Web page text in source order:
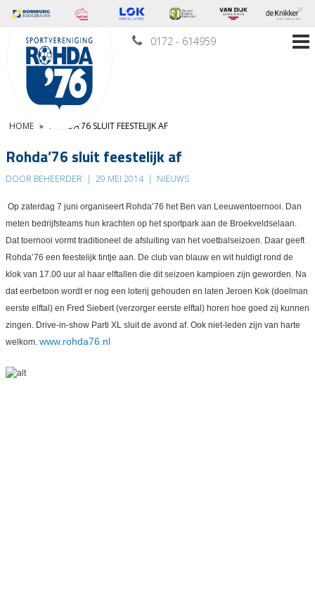
0172 - 614959
HOME » ROHDA’76 SLUIT FEESTELIJK AF
Rohda’76 sluit feestelijk af
DOOR BEHEERDER | 29 MEI 2014 | NIEUWS
Op zaterdag 7 juni organiseert Rohda’76 het Ben van Leeuwentoernooi. Dan
meten bedrijfsteams hun krachten op het sportpark aan de Broekveldselaan.
Dat toernooi vormt traditioneel de afsluiting van het voetbalseizoen. Daar geeft
Rohda’76 een feestelijk tintje aan. De club van blauw en wit huldigt rond de
klok van 17.00 uur al haar elftallen die dit seizoen kampioen zijn geworden. Na
dat eerbetoon wordt er nog een loterij gehouden en laten Jeroen Kok (doelman
eerste elftal) en Fred Siebert (verzorger eerste elftal) horen hoe goed zij kunnen
zingen. Drive-in-show Parti XL sluit de avond af. Ook niet-leden zijn van harte
welkom. www.rohda76.nl